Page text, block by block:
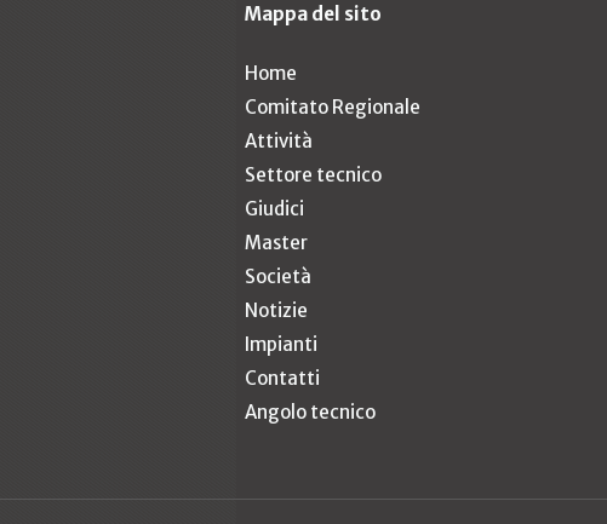
Mappa del sito
Home
Comitato Regionale
Attività
Settore tecnico
Giudici
Master
Società
Notizie
Impianti
Contatti
Angolo tecnico